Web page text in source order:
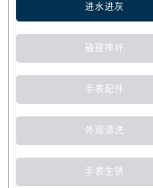
进水进灰
磕碰摔坏
手表配件
外观清洗
手表生锈